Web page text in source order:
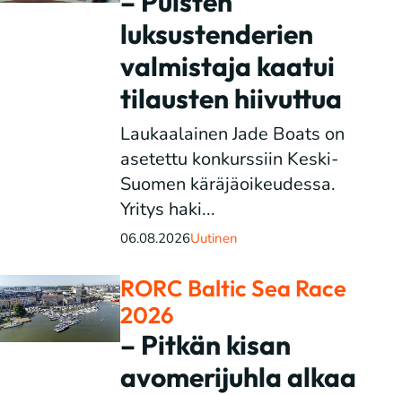
luksustenderien
valmistaja kaatui
tilausten hiivuttua
Laukaalainen Jade Boats on
asetettu konkurssiin Keski-
Suomen käräjäoikeudessa.
Yritys haki...
06.08.2026Uutinen
RORC Baltic Sea Race
2026
– Pitkän kisan
avomerijuhla alkaa